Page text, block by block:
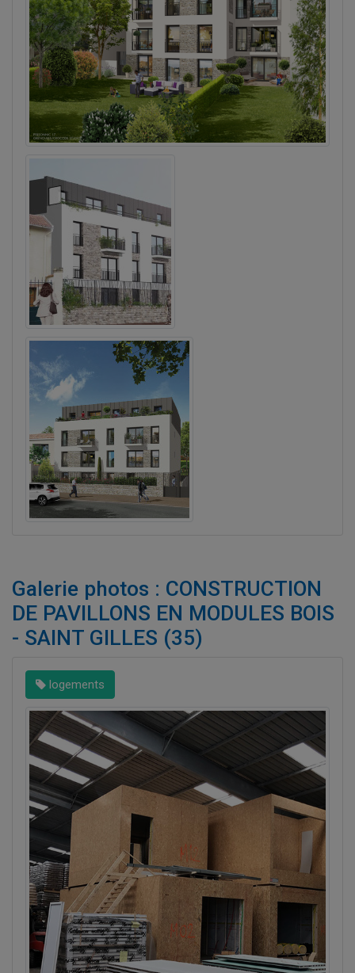
Galerie photos : CONSTRUCTION
DE PAVILLONS EN MODULES BOIS
- SAINT GILLES (35)
logements